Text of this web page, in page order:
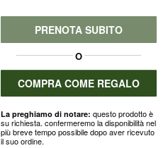
PRENOTA SUBITO
O
COMPRA COME REGALO
La preghiamo di notare: questo prodotto è
su richiesta. confermeremo la disponibilità nel
più breve tempo possibile dopo aver ricevuto
il suo ordine.